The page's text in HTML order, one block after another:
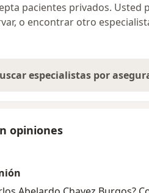
pacientes privados. Usted
o encontrar otro
especialistas por
opiniones